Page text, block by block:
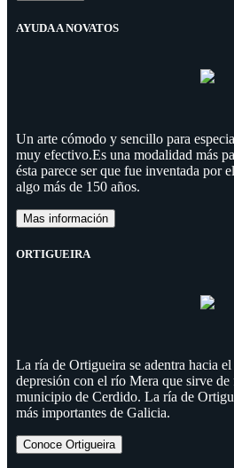
AYUDA A NOVATOS
Un arte cómodo y sencillo para
muy efectivo.Es una modalidad más
ésta parece ser que fue inventada por
algo más de 150 años.
Mas información
ORTIGUEIRA
La ría de Ortigueira se adentra hacia
depresión con el río Mera que sirve
municipio de Cerdido. La ría de
más importantes de Galicia.
Conoce Ortigueira